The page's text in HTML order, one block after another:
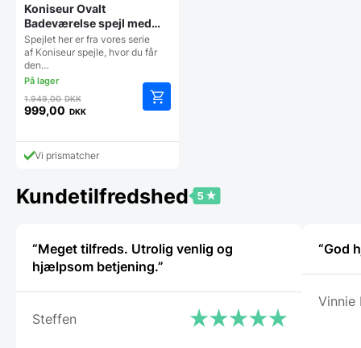
Koniseur Ovalt
Badeværelse spejl med
LED, Antidug og Sensor
Spejlet her er fra vores serie
af Koniseur spejle, hvor du får
den…
1.949,00DKKDen
oprindelige
var:
1.949,00 DKK.
999,00 DKK
aktuelle
prisVi prismatcher
Kundetilfredshed
“Meget tilfreds. Utrolig venlig og
hjælpsom betjening.”
Steffen
“God
Vinnie